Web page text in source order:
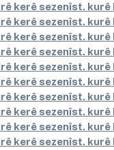
kerê sezenîst.
kerê sezenîst.
kerê sezenîst.
kerê sezenîst.
kerê sezenîst.
kerê sezenîst.
kerê sezenîst.
kerê sezenîst.
kerê sezenîst.
kerê sezenîst.